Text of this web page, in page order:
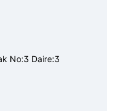
No:3 Daire:3